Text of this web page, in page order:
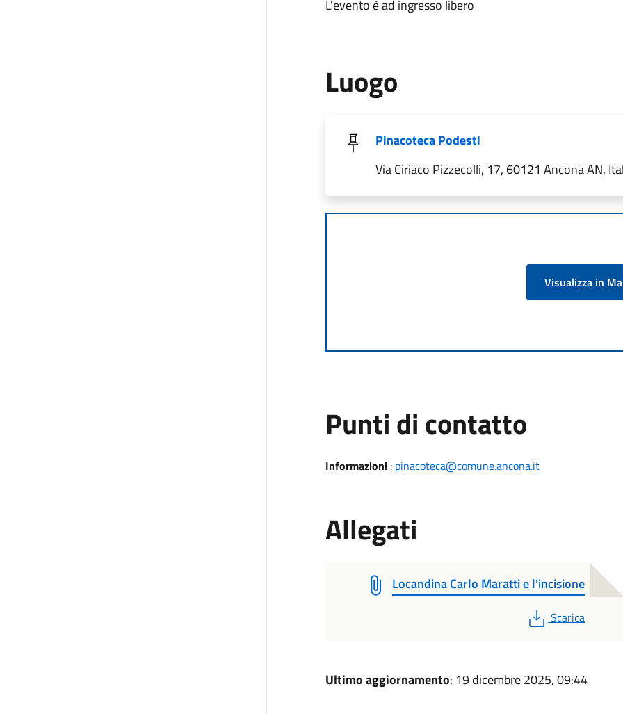
L'evento è ad ingresso libero
Luogo
Pinacoteca Podesti
Via Ciriaco Pizzecolli, 17, 60121 Ancona AN,
Visualizza in
Punti di contatto
Informazioni: pinacoteca@comune.ancona.it
Allegati
Locandina Carlo Maratti e l'incisione
PDF
Scarica
Ultimo aggiornamento: 19 dicembre 2025, 09:44